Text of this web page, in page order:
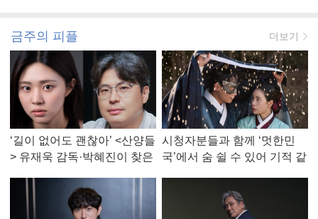
금주의 피플 더보기
‘길이 없어도 괜찮아’ <산양들
> 유재욱 감독·박혜진이 찾은
시청자분들과 함께 ‘멋한민
국’에서 숨 쉴 수 있어 기적 같